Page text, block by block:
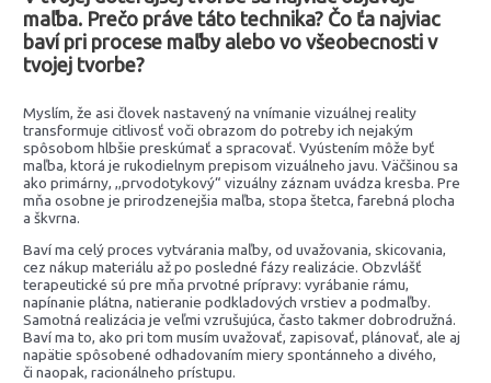
maľba. Prečo práve táto technika? Čo ťa najviac
baví pri procese maľby alebo vo všeobecnosti v
tvojej tvorbe?
Myslím, že asi človek nastavený na vnímanie vizuálnej reality
transformuje citlivosť voči obrazom do potreby ich nejakým
spôsobom hlbšie preskúmať a spracovať. Vyústením môže byť
maľba, ktorá je rukodielnym prepisom vizuálneho javu. Väčšinou sa
ako primárny, ,,prvodotykový“ vizuálny záznam uvádza kresba. Pre
mňa osobne je prirodzenejšia maľba, stopa štetca, farebná plocha
a škvrna.
Baví ma celý proces vytvárania maľby, od uvažovania, skicovania,
cez nákup materiálu až po posledné fázy realizácie. Obzvlášť
terapeutické sú pre mňa prvotné prípravy: vyrábanie rámu,
napínanie plátna, natieranie podkladových vrstiev a podmaľby.
Samotná realizácia je veľmi vzrušujúca, často takmer dobrodružná.
Baví ma to, ako pri tom musím uvažovať, zapisovať, plánovať, ale aj
napätie spôsobené odhadovaním miery spontánneho a divého,
či naopak, racionálneho prístupu.